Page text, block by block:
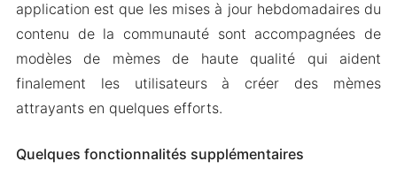
application est que les mises à jour hebdomadaires du
contenu de la communauté sont accompagnées de
modèles de mèmes de haute qualité qui aident
finalement les utilisateurs à créer des mèmes
attrayants en quelques efforts.
Quelques fonctionnalités supplémentaires